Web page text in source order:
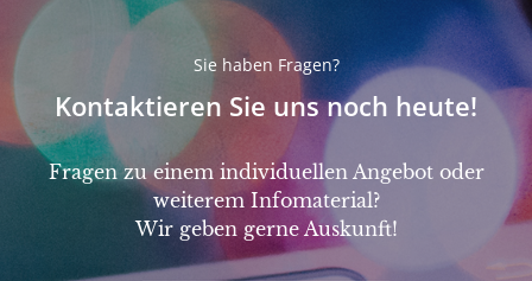
Sie haben Fragen?
Kontaktieren Sie uns noch heute!
Fragen zu einem individuellen Angebot oder
weiterem Infomaterial?
Wir geben gerne Auskunft!